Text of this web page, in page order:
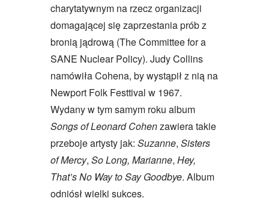
charytatywnym na rzecz organizacji
domagającej się zaprzestania prób z
bronią jądrową (The Committee for a
SANE Nuclear Policy). Judy Collins
namówiła Cohena, by wystąpił z nią na
Newport Folk Festtival w 1967.
Wydany w tym samym roku album
Songs of Leonard Cohenzawiera takie
przeboje artysty jak: Suzanne, Sisters
of Mercy, So Long, Marianne, Hey,
That’s No Way to Say Goodbye. Album
odniósł wielki sukces.